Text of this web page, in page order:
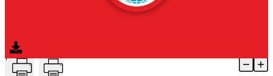
"التقدمي" على خط معالجة تبعات أزمة السويداء.. تسجيل للطلبة T